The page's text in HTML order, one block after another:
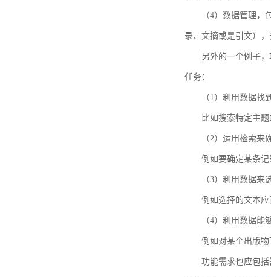
（4）数据管理
录、文摘或是引文）
另外的一个例子，
任务：
（1）利用数据找
比如搜索特定主
（2）运用检索来
例如要确定某条
（3）利用数据来
例如选择的文本
（4）利用数据能
例如对某个出版
功能需求也应包括